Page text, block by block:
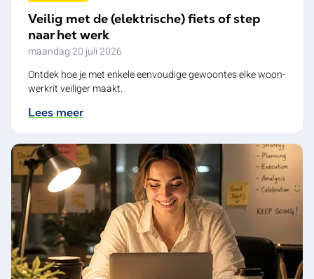
Veilig met de (elektrische) fiets of step
naar het werk
maandag 20 juli 2026
Ontdek hoe je met enkele eenvoudige gewoontes elke woon-
werkrit veiliger maakt.
Lees meer